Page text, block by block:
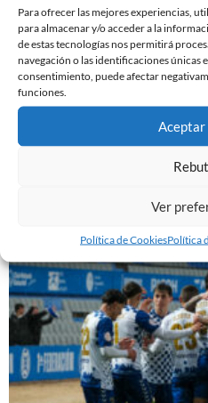
Para ofrecer las mejores experiencias,
para almacenar y/o acceder a la
de estas tecnologías nos permitirá
navegación o las identificaciones únicas
consentimiento, puede afectar
funciones.
Aceptar
Ver
Política de CookiesPolítica
EL SABADELL EMPATA